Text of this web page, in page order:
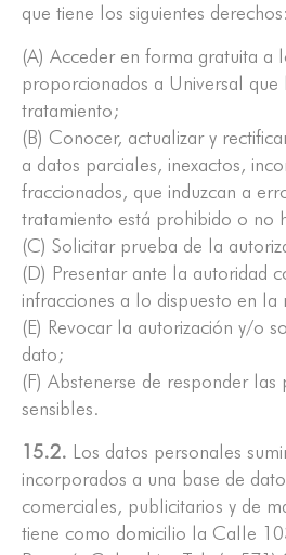
que tiene los siguientes derechos:
(A) Acceder en forma gratuita a
proporcionados a Universal que
tratamiento;
(B) Conocer, actualizar y
a datos parciales, inexactos,
fraccionados, que induzcan a
tratamiento está prohibido o no
(C) Solicitar prueba de la
(D) Presentar ante la autoridad
infracciones a lo dispuesto en la
(E) Revocar la autorización y/o
dato;
(F) Abstenerse de responder
sensibles.
15.2. Los datos personales
incorporados a una base de
comerciales, publicitarios y de
tiene como domicilio la Calle